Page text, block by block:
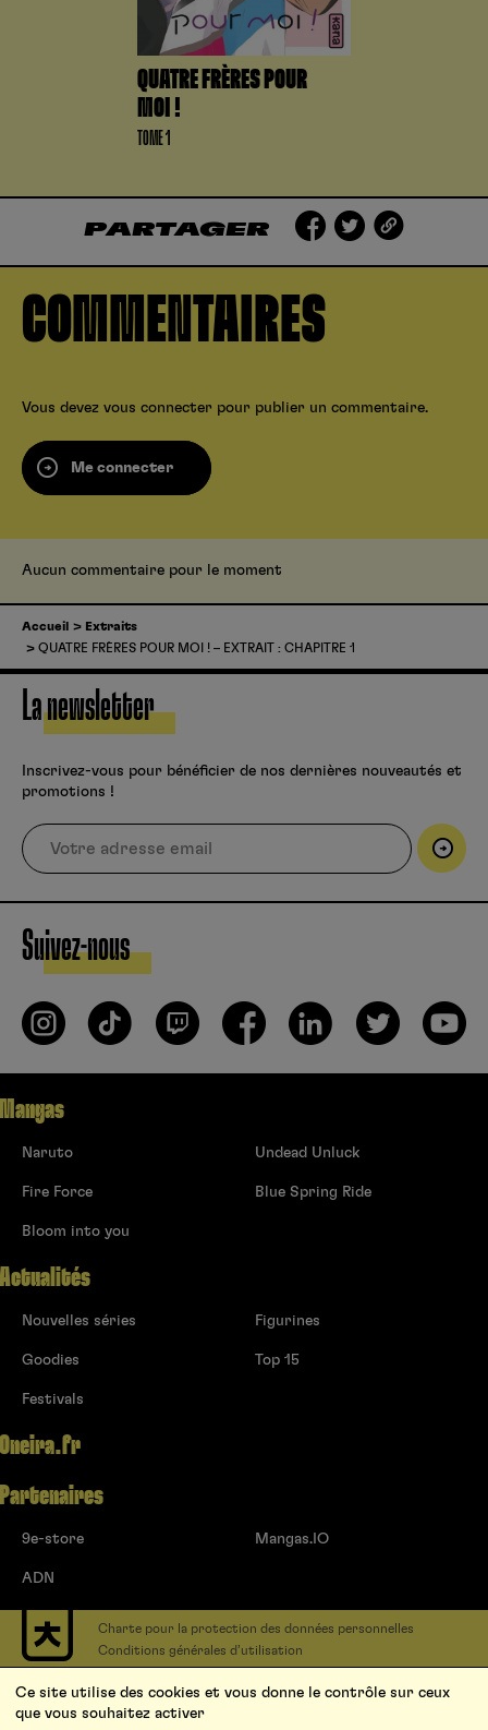
QUATRE FRÈRES POUR
MOI !
TOME 1
PARTAGER
COMMENTAIRES
Vous devez vous connecter pour publier un commentaire.
Me connecter
Aucun commentaire pour le moment
Accueil
Extraits
QUATRE FRÈRES POUR MOI ! – EXTRAIT : CHAPITRE 1
La newsletter
Inscrivez-vous pour bénéficier de nos dernières nouveautés et
promotions !
Suivez-nous
Mangas
Naruto
Fire Force
Bloom into you
Undead Unluck
Blue Spring Ride
Actualités
Nouvelles séries
Goodies
Festivals
Figurines
Top 15
Oneira.fr
Partenaires
9e-store
ADN
Mangas.IO
Charte pour la protection des données personnelles
Conditions générales d’utilisation
Soumettre un projet
Proposer une série
Ce site utilise des cookies et vous donne le contrôle sur ceux
que vous souhaitez activer